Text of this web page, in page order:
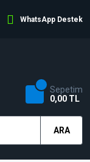
WhatsApp Destek
ARA
Sepetim
0,00 TL